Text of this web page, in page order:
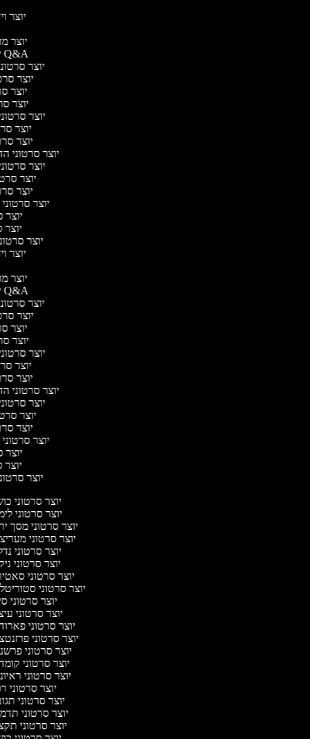
יוצר
יוצר
יוצר סרטוני Q&A
יוצר
יוצר
יוצר
יוצר
יוצר
יוצר
יוצר
יוצר סרטוני
יוצר
יוצר
יוצר
יוצר
יוצר
יוצר
יוצר
יוצר
יוצר
יוצר סרטוני Q&A
יוצר
יוצר
יוצר
יוצר
יוצר
יוצר
יוצר
יוצר סרטוני
יוצר
יוצר
יוצר
יוצר
יוצר
יוצר
יוצר
יוצר סרטוני
יוצר סרטוני
יוצר סרטוני מסך
יוצר סרטוני
יוצר סרטוני
יוצר סרטוני
יוצר סרטוני
יוצר סרטוני
יוצר סרטוני
יוצר סרטוני
יוצר סרטוני
יוצר סרטוני
יוצר סרטוני
יוצר סרטוני
יוצר סרטוני
יוצר סרטוני
יוצר סרטוני
יוצר סרטוני
יוצר סרטוני